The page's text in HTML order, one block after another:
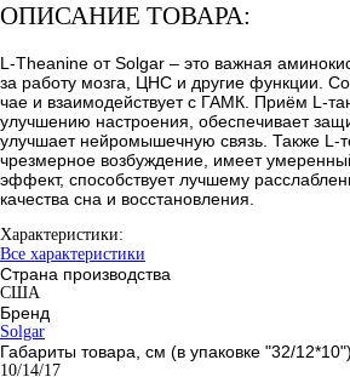
ОПИСАНИЕ ТОВАРА:
L-Theanine от Solgar – это важная
за работу мозга, ЦНС и другие функции.
чае и взаимодействует с ГАМК. Приём L-
улучшению настроения, обеспечивает
улучшает нейромышечную связь. Также L-
чрезмерное возбуждение, имеет
эффект, способствует лучшему
качества сна и восстановления.
Характеристики:
Все характеристики
Страна производства
США
Бренд
Solgar
Габариты товара, см (в упаковке "32/12*10")
10/14/17